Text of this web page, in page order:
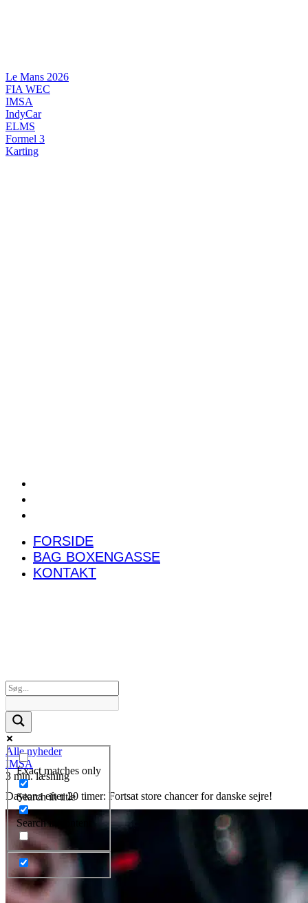
Le Mans 2026
FIA WEC
IMSA
IndyCar
ELMS
Formel 3
Karting
FORSIDE
BAG BOXENGASSE
KONTAKT
Exact matches only
Search in title
Search in content
Alle nyheder
IMSA
3 min. læsning
Daytona efter 20 timer: Fortsat store chancer for danske sejre!